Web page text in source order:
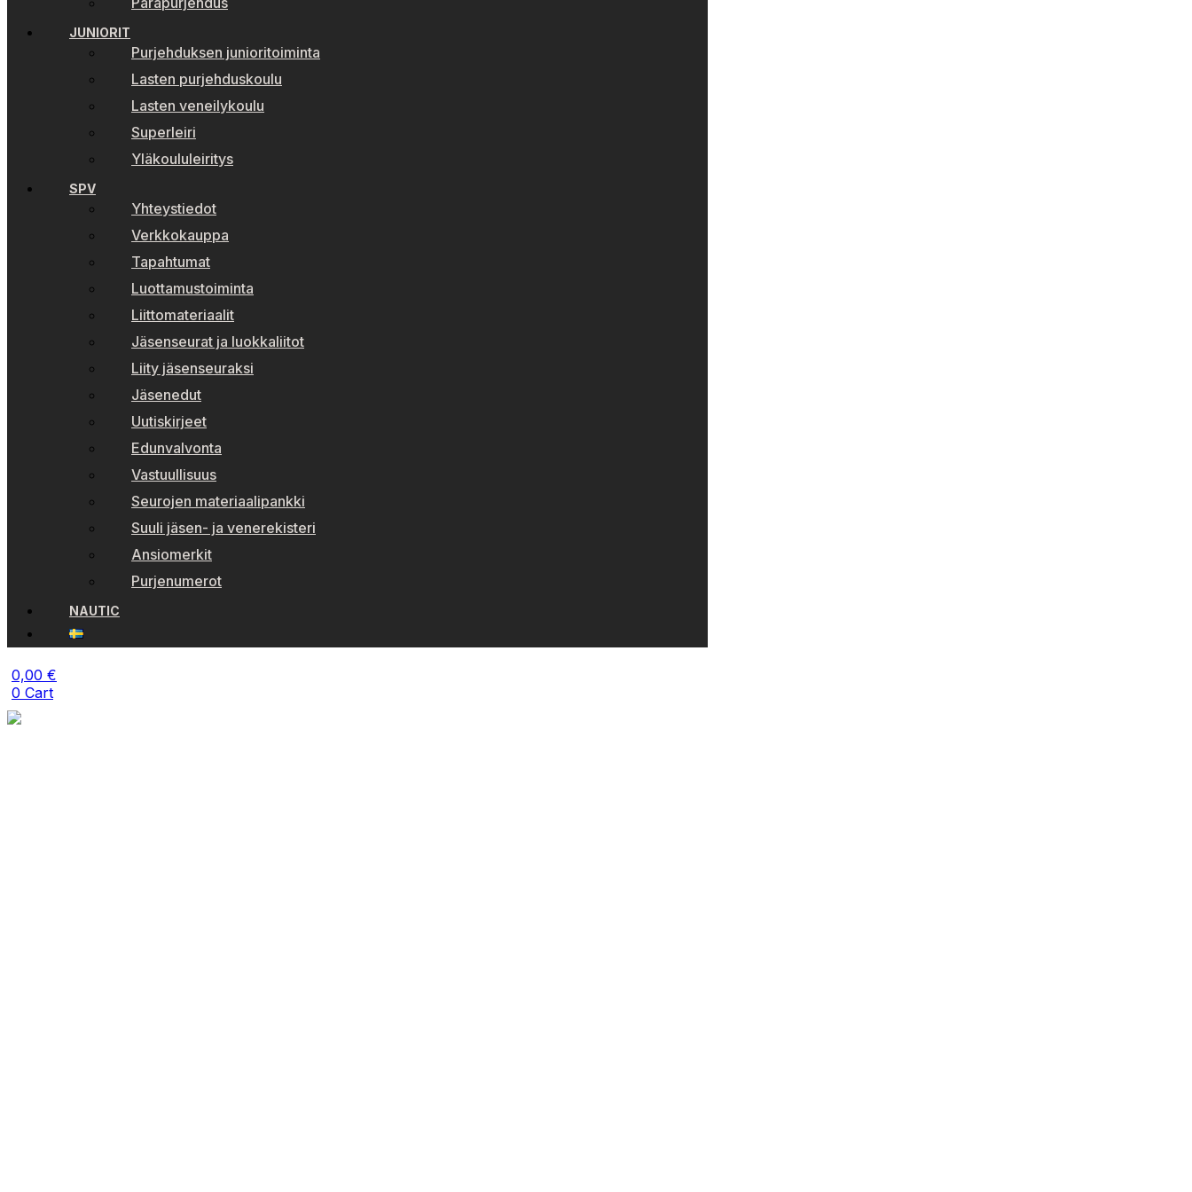
JUNIORIT
Purjehduksen junioritoiminta
Lasten purjehduskoulu
Lasten veneilykoulu
Superleiri
Yläkoululeiritys
SPV
Yhteystiedot
Verkkokauppa
Tapahtumat
Luottamustoiminta
Liittomateriaalit
Jäsenseurat ja luokkaliitot
Liity jäsenseuraksi
Jäsenedut
Uutiskirjeet
Edunvalvonta
Vastuullisuus
Seurojen materiaalipankki
Suuli jäsen- ja venerekisteri
Ansiomerkit
Purjenumerot
NAUTIC
0,00 €
0 Cart